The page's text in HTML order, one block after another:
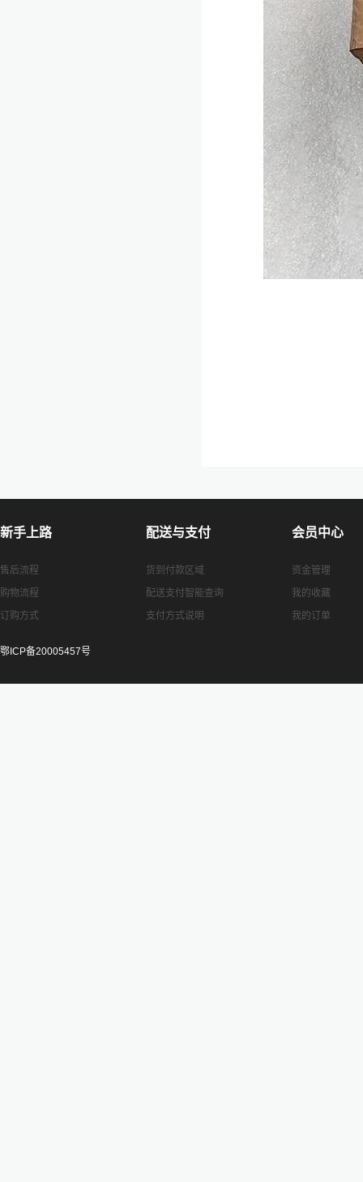
新手上路
售后流程
购物流程
订购方式
配送与支付
货到付款区域
配送支付智能查询
支付方式说明
会员中心
资金管理
我的收藏
我的订单
鄂ICP备20005457号